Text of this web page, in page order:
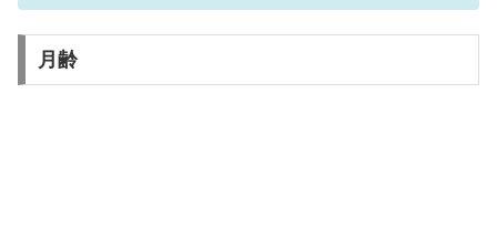
月齢